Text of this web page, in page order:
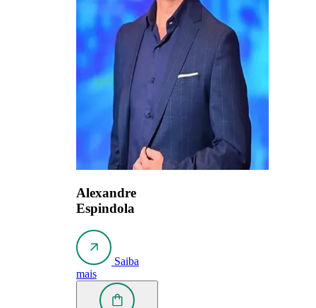
Alexandre
Espindola
Saiba
mais